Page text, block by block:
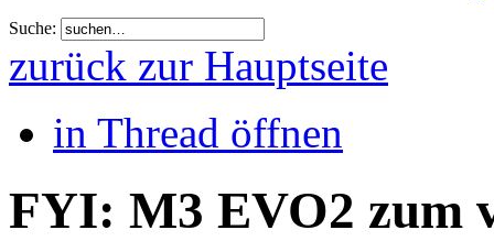
Suche:
zurück zur Hauptseite
in Thread öffnen
FYI: M3 EVO2 zum